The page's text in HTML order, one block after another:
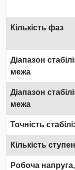
Кількість фаз
Діапазон
межа
Діапазон
межа
Точність
Кількість
Робоча